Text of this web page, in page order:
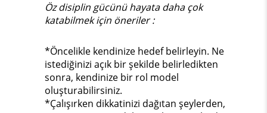
Öz disiplin gücünü hayata daha çok
katabilmek için öneriler :
*Öncelikle kendinize hedef belirleyin. Ne
istediğinizi açık bir şekilde belirledikten
sonra, kendinize bir rol model
oluşturabilirsiniz.
*Çalışırken dikkatinizi dağıtan şeylerden,